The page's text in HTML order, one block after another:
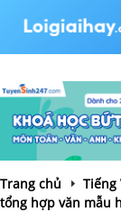
Trang chủ
Tiếng
tổng hợp văn mẫu